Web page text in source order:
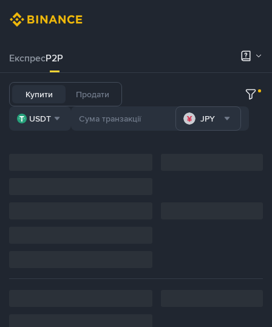
ЕкспресP2P
Купити Продати
USDT JPY